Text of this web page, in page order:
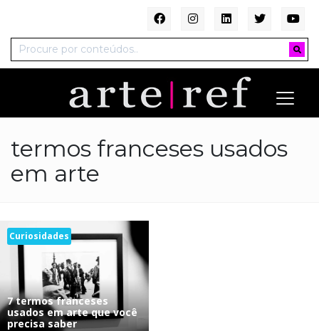
termos franceses usados
em arte
Curiosidades
7 termos franceses
usados em arte que você
precisa saber